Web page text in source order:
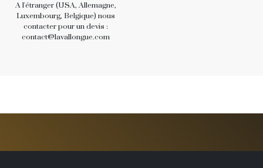
A l'étranger (USA, Allemagne,
Luxembourg, Belgique) nous
contacter pour un devis :
contact@lavallongue.com